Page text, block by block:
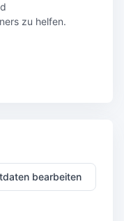
zu helfen.
bearbeiten